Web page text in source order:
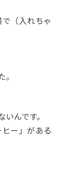
（入れちゃ
んです。
ー」がある